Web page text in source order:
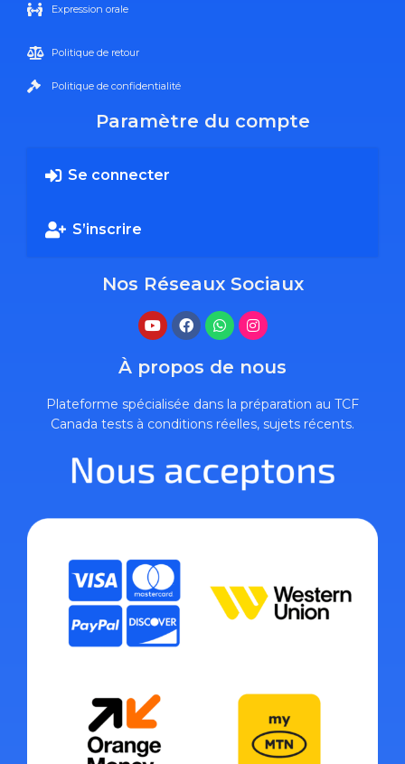
Expression orale
Politique de retour
Politique de confidentialité
Paramètre du compte
Se connecter
S’inscrire
Nos Réseaux Sociaux
À propos de nous
Plateforme spécialisée dans la préparation au TCF
Canada tests à conditions réelles, sujets récents.